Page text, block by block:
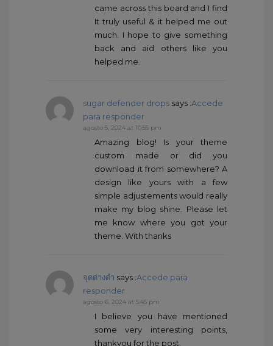
came across this board and I find
It truly useful & it helped me out
much. I hope to give something
back and aid others like you
helped me.
sugar defender drops says :Accede
para responder
agosto 5, 2024 at 10:55 pm
Amazing blog! Is your theme
custom made or did you
download it from somewhere? A
design like yours with a few
simple adjustements would really
make my blog shine. Please let
me know where you got your
theme. With thanks
จุดด่างดำ says :Accede para
responder
agosto 6, 2024 at 5:45 pm
I believe you have mentioned
some very interesting points,
thankyou for the post.